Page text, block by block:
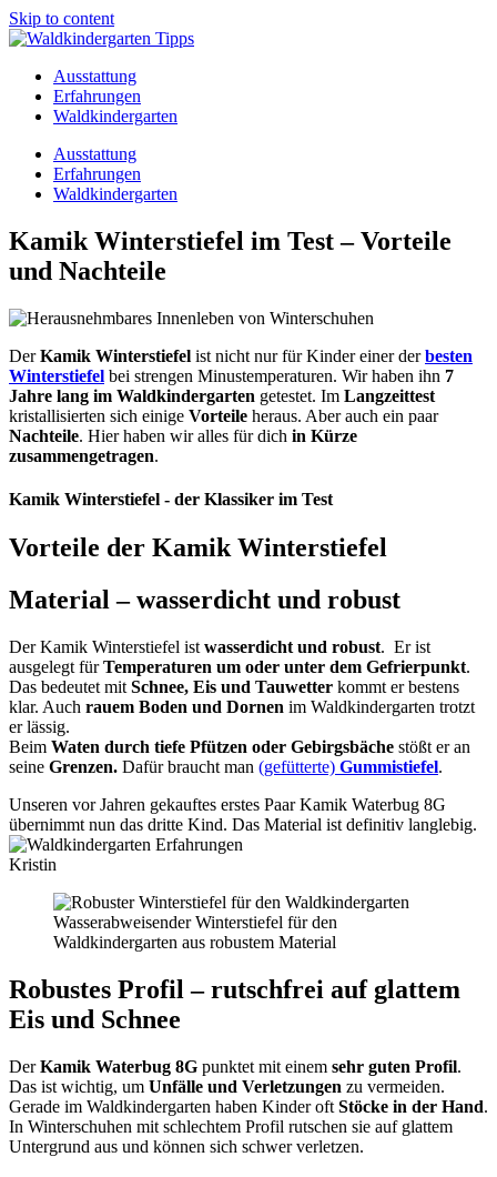
Skip to content
Ausstattung
Erfahrungen
Waldkindergarten
Ausstattung
Erfahrungen
Waldkindergarten
Kamik Winterstiefel im Test – Vorteile
und Nachteile
DerKamik Winterstiefel ist nicht nur für Kinder einer derbesten
Winterstiefel bei strengen Minustemperaturen. Wir haben ihn 7
Jahre lang im Waldkindergarten getestet. Im Langzeittest
kristallisierten sich einige Vorteile heraus. Aber auch ein paar
Nachteile. Hier haben wir alles für dich in Kürze
zusammengetragen.
Kamik Winterstiefel - der Klassiker im Test
Vorteile der Kamik Winterstiefel
Material – wasserdicht und robust
Der Kamik Winterstiefel ist wasserdicht und robust. Er ist
ausgelegt fürTemperaturen um oder unter dem Gefrierpunkt.
Das bedeutet mit Schnee, Eis und Tauwetter kommt er bestens
klar. Auch rauem Boden und Dornen im Waldkindergarten trotzt
er lässig.
Beim Waten durch tiefe Pfützen oder Gebirgsbäche stößt er an
seine Grenzen. Dafür braucht man (gefütterte) Gummistiefel.
Unseren vor Jahren gekauftes erstes Paar Kamik Waterbug 8G
übernimmt nun das dritte Kind. Das Material ist definitiv langlebig.
Kristin
Wasserabweisender Winterstiefel für den
Waldkindergarten aus robustem Material
Robustes Profil – rutschfrei auf glattem
Eis und Schnee
DerKamik Waterbug 8G punktet mit einem sehr guten Profil.
Das ist wichtig, um Unfälle und Verletzungen zu vermeiden.
Gerade im Waldkindergarten haben Kinder oft Stöcke in der Hand.
In Winterschuhen mit schlechtem Profil rutschen sie auf glattem
Untergrund aus und können sich schwer verletzen.